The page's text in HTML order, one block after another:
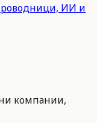
ИИ и
компании,